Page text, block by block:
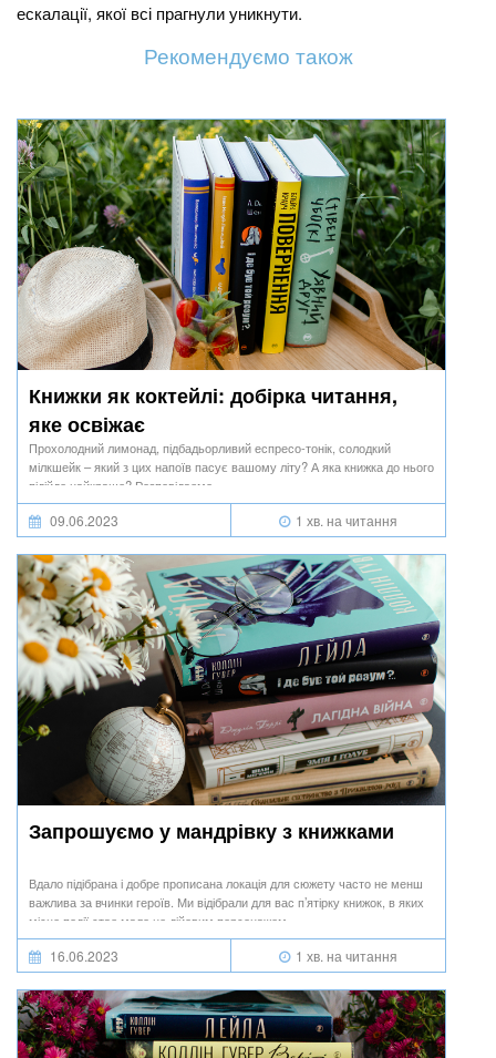
ескалації, якої всі прагнули уникнути.
Рекомендуємо також
Книжки як коктейлі: добірка читання,
яке освіжає
Прохолодний лимонад, підбадьорливий еспресо-тонік, солодкий
мілкшейк – який з цих напоїв пасує вашому літу? А яка книжка до нього
підійде найкраще? Розповідаємо.
09.06.2023 1 хв. на читання
Запрошуємо у мандрівку з книжками
Вдало підібрана і добре прописана локація для сюжету часто не менш
важлива за вчинки героїв. Ми відібрали для вас п’ятірку книжок, в яких
місце події стає мало не дійовим персонажем.
16.06.2023 1 хв. на читання